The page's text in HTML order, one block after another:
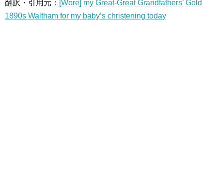
翻訳・引用元： [Wore] my Great-Great Grandfathers’ Gold
1890s Waltham for my baby’s christening today